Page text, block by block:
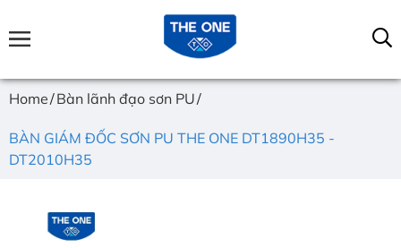
Home Bàn lãnh đạo sơn PU
BÀN GIÁM ĐỐC SƠN PU THE ONE DT1890H35 -
DT2010H35